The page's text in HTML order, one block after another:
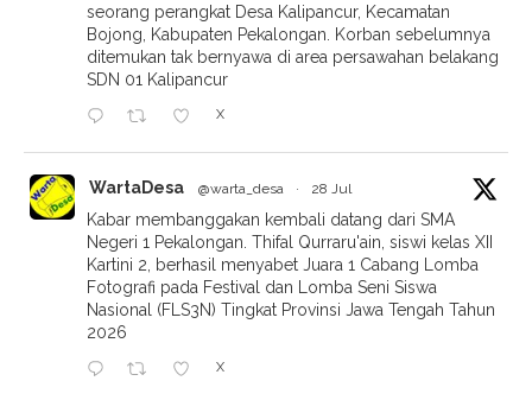
seorang perangkat Desa Kalipancur, Kecamatan
Bojong, Kabupaten Pekalongan. Korban sebelumnya
ditemukan tak bernyawa di area persawahan belakang
SDN 01 Kalipancur
X
WartaDesa @warta_desa · 28 Jul
Kabar membanggakan kembali datang dari SMA
Negeri 1 Pekalongan. Thifal Qurraru'ain, siswi kelas XII
Kartini 2, berhasil menyabet Juara 1 Cabang Lomba
Fotografi pada Festival dan Lomba Seni Siswa
Nasional (FLS3N) Tingkat Provinsi Jawa Tengah Tahun
2026
X